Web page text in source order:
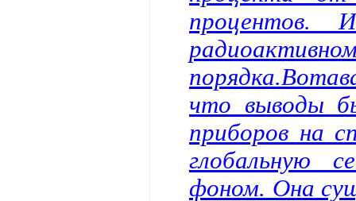
процентов.
что выводы
приборов на
глобальную
фоном. Она